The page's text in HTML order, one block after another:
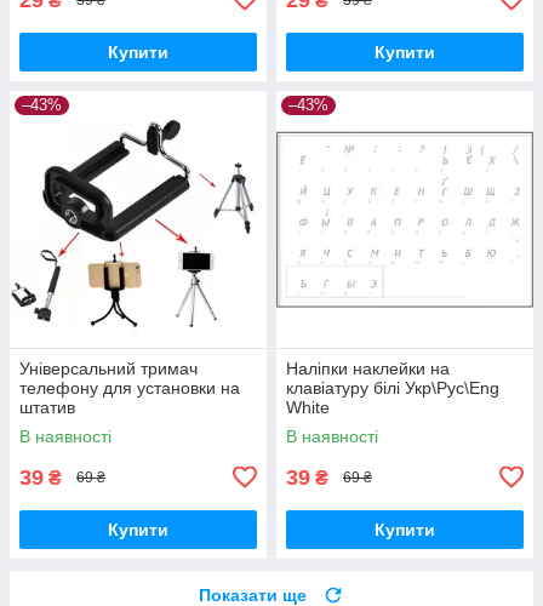
Купити Купити
–43%
Універсальний тримач
телефону для установки на
штатив
В наявності
39 ₴ 69 ₴
Купити
–43%
Наліпки наклейки на
клавіатуру білі Укр\Рус\Eng
White
В наявності
39 ₴ 69 ₴
Купити
Показати ще